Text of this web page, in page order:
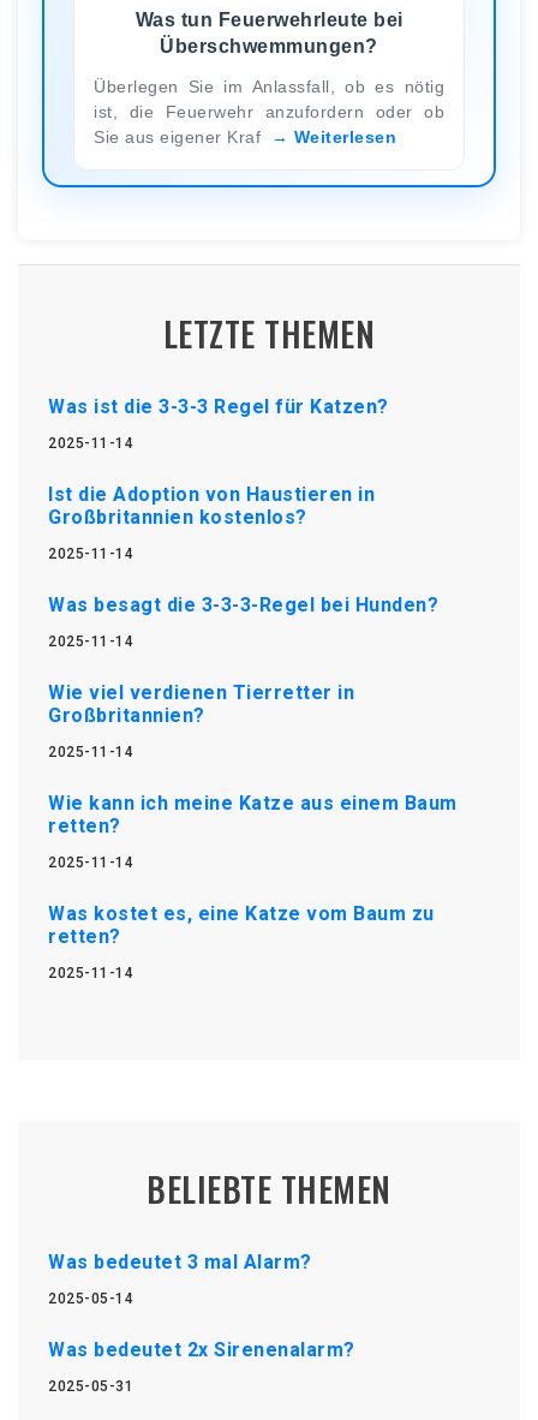
Was tun Feuerwehrleute bei
Überschwemmungen?
Überlegen Sie im Anlassfall, ob es nötig
ist, die Feuerwehr anzufordern oder ob
Sie aus eigener Kraf
Weiterlesen
LETZTE THEMEN
Was ist die 3-3-3 Regel für Katzen?
2025-11-14
Ist die Adoption von Haustieren in
Großbritannien kostenlos?
2025-11-14
Was besagt die 3-3-3-Regel bei Hunden?
2025-11-14
Wie viel verdienen Tierretter in
Großbritannien?
2025-11-14
Wie kann ich meine Katze aus einem Baum
retten?
2025-11-14
Was kostet es, eine Katze vom Baum zu
retten?
2025-11-14
BELIEBTE THEMEN
Was bedeutet 3 mal Alarm?
2025-05-14
Was bedeutet 2x Sirenenalarm?
2025-05-31